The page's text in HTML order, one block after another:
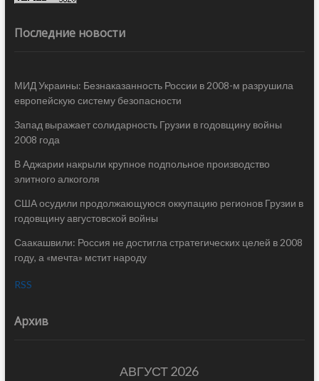
Последние новости
МИД Украины: Безнаказанность России в 2008-м разрушила
европейскую систему безопасности
Запад выражает солидарность Грузии в годовщину войны
2008 года
В Аджарии накрыли крупное подпольное производство
элитного алкоголя
США осудили продолжающуюся оккупацию регионов Грузии в
годовщину августовской войны
Саакашвили: Россия не достигла стратегических целей в 2008
году, а «мечта» мстит народу
RSS
Архив
АВГУСТ 2026